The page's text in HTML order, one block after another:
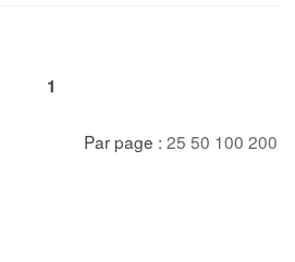
1
Par page : 25 50 100 200